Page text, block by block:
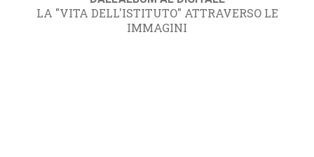
LA "VITA DELL'ISTITUTO" ATTRAVERSO LE
IMMAGINI